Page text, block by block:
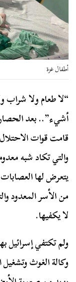
أطفال غزة
“لا طعام ولا شراب
أشيء”.. بعد
قامت قوات
والتي تكاد شبه
يتعرض لها
من الأسر المعدود
لا يكفيها.
ولم تكتفي
وكالة الغوث وتشغيل